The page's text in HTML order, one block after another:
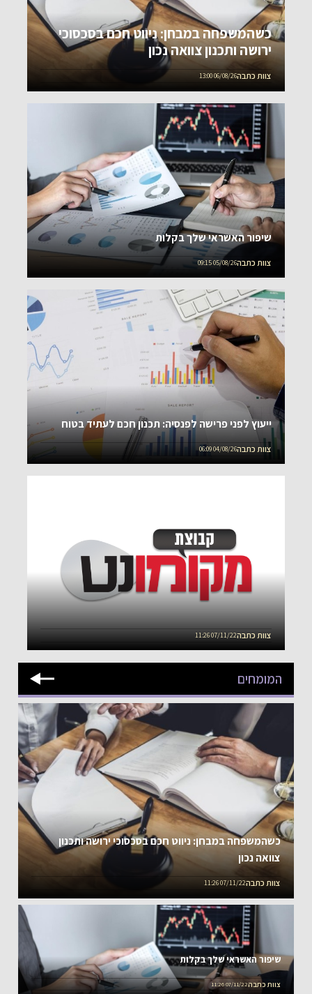
כשהמשפחה במבחן: ניווט חכם בסכסוכי
ירושה ותכנון צוואה נכון
צוות כתבה06/08/26 13:00
שיפור האשראי שלך בקלות
צוות כתבה05/08/26 09:15
ייעוץ לפני פרישה לפנסיה: תכנון חכם לעתיד בטוח
צוות כתבה04/08/26 06:09
צוות כתבה07/11/22 11:26
המומחים
כשהמשפחה במבחן: ניווט חכם בסכסוכי ירושה ותכנון
צוואה נכון
צוות כתבה07/11/22 11:26
שיפור האשראי שלך בקלות
צוות כתבה07/11/22 11:26